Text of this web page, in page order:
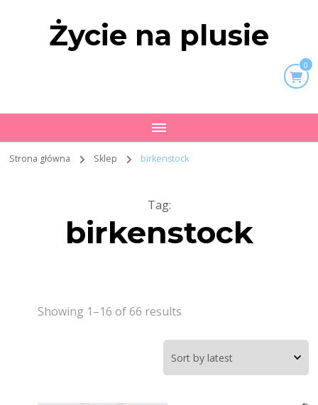
Życie na plusie
0
Strona główna Sklep birkenstock
Tag:
birkenstock
Showing 1–16 of 66 results